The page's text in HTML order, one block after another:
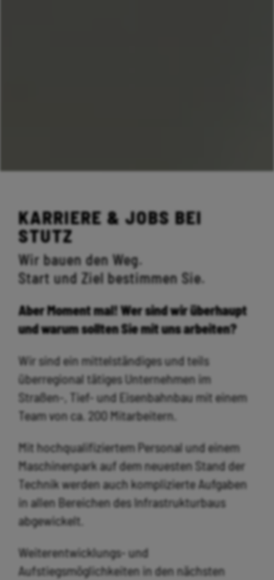
KARRIERE & JOBS BEI
STUTZ
Wir bauen den Weg.
Start und Ziel bestimmen Sie.
Aber Moment mal! Wer sind wir überhaupt
und warum sollten Sie mit uns arbeiten?
Wir sind ein mittelständiges und teils
überregional tätiges Unternehmen im
Straßen-, Tief- und Eisenbahnbau mit einem
Team von ca. 200 Mitarbeitern.
Mit hochqualifiziertem Personal und einem
Maschinenpark auf dem neuesten Stand der
Technik werden auch komplizierte Aufgaben
in allen Bereichen des Infrastrukturbaus
abgewickelt.
Weiterentwicklungs- und
Aufstiegsmöglichkeiten in den nächsten